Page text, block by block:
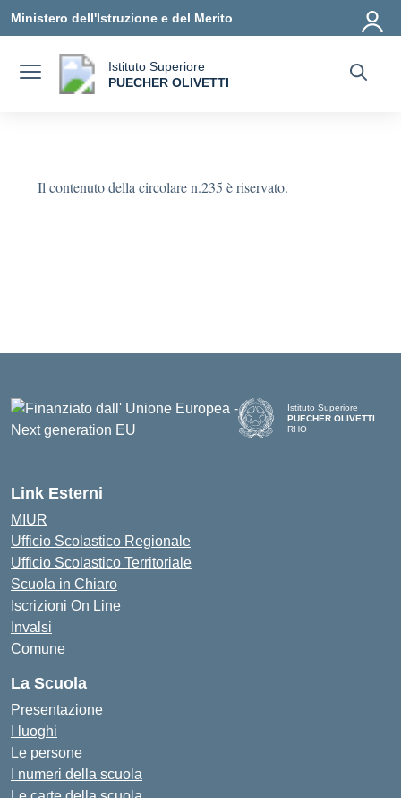
Ministero dell'Istruzione e del Merito
Istituto Superiore
PUECHER OLIVETTI
Il contenuto della circolare n.235 è riservato.
Istituto Superiore
PUECHER OLIVETTI
RHO
Link Esterni
MIUR
Ufficio Scolastico Regionale
Ufficio Scolastico Territoriale
Scuola in Chiaro
Iscrizioni On Line
Invalsi
Comune
La Scuola
Presentazione
I luoghi
Le persone
I numeri della scuola